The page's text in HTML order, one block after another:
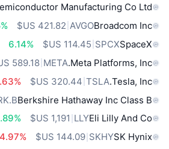
Manufacturing Co Ltd
Broadcom Inc
AVGO
SpaceX
SPCX
6.14%
Meta Platforms, Inc.
META
‏589.18 US$
Tesla, Inc.
TSLA
Berkshire Hathaway Inc Class B
Eli Lilly And Co
LLY
SK Hynix
SKHY
‏144.09 US$
4.97%